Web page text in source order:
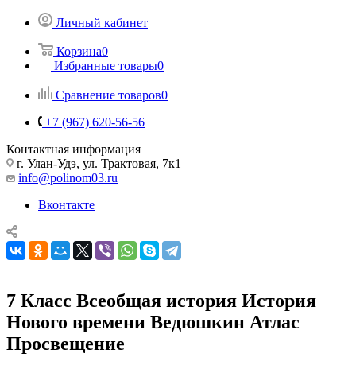
Личный кабинет
Корзина0
Избранные товары0
Сравнение товаров0
+7 (967) 620-56-56
Контактная информация
г. Улан-Удэ, ул. Трактовая, 7к1
info@polinom03.ru
Вконтакте
7 Класс Всеобщая история История
Нового времени Ведюшкин Атлас
Просвещение